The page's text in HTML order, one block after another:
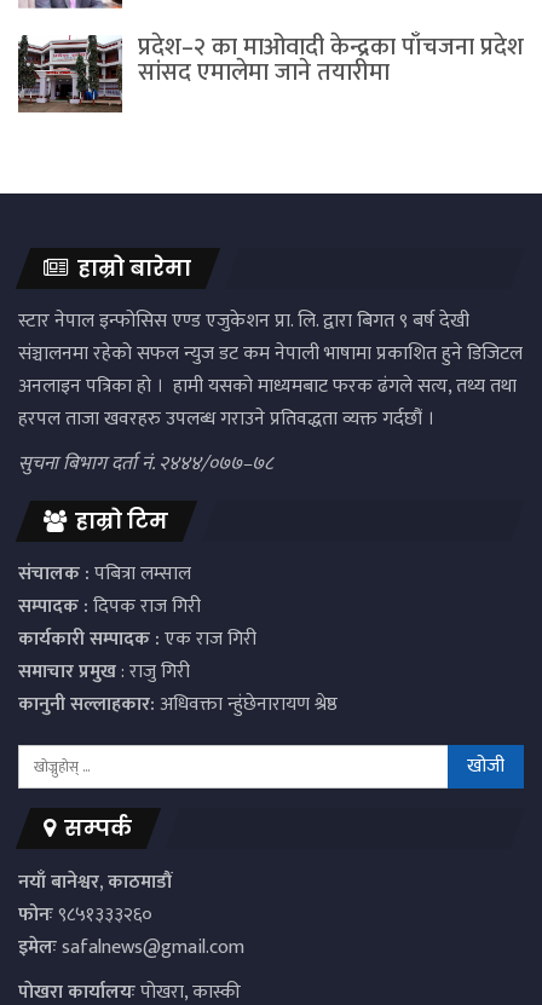
प्रदेश–२ का माओवादी केन्द्रका पाँचजना प्रदेश
सांसद एमालेमा जाने तयारीमा
हाम्रो बारेमा
स्टार नेपाल इन्फोसिस एण्ड एजुकेशन प्रा. लि. द्वारा बिगत ९ बर्ष देखी
संञ्चालनमा रहेको सफल न्युज डट कम नेपाली भाषामा प्रकाशित हुने डिजिटल
अनलाइन पत्रिका हो । हामी यसको माध्यमबाट फरक ढंगले सत्य, तथ्य तथा
हरपल ताजा खवरहरु उपलब्ध गराउने प्रतिवद्धता व्यक्त गर्दछौं ।
सुचना बिभाग दर्ता नं. २४४४/०७७–७८
हाम्रो टिम
संचालक :पबित्रा लम्साल
सम्पादक :दिपक राज गिरी
कार्यकारी सम्पादक :एक राज गिरी
समाचार प्रमुख: राजु गिरी
कानुनी सल्लाहकार:अधिवक्ता न्हुंछेनारायण श्रेष्ठ
सम्पर्क
नयाँ बानेश्वर, काठमाडौं
फोनः९८५१३३३२६०
इमेलःsafalnews@gmail.com
पाेखरा कार्यालयःपोखरा, कास्की